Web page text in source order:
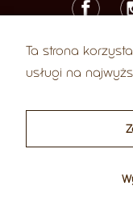
Ta strona
usługi na ul.
Polityka
Projekt współfinansowany